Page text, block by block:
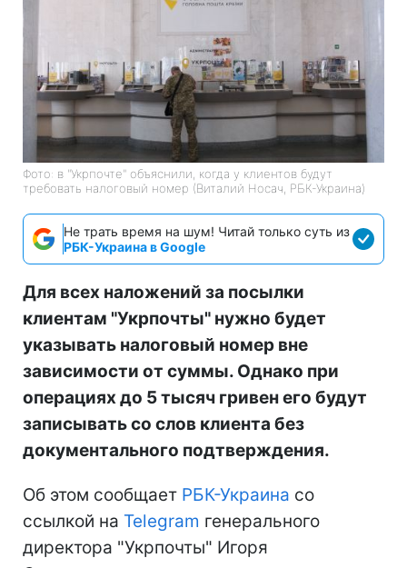
Фото: в "Укрпочте" объяснили, когда у клиентов будут
требовать налоговый номер (Виталий Носач, РБК-Украина)
Не трать время на шум! Читай только суть из
РБК-Украина в Google
Для всех наложений за посылки
клиентам "Укрпочты" нужно будет
указывать налоговый номер вне
зависимости от суммы. Однако при
операциях до 5 тысяч гривен его будут
записывать со слов клиента без
документального подтверждения.
Об этом сообщает РБК-Украина со
ссылкой на Telegram генерального
директора "Укрпочты" Игоря